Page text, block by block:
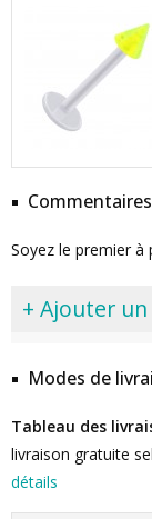
Soyez le premier à
+ Ajouter
Modes de
Tableau des
livraison gratuite
détails